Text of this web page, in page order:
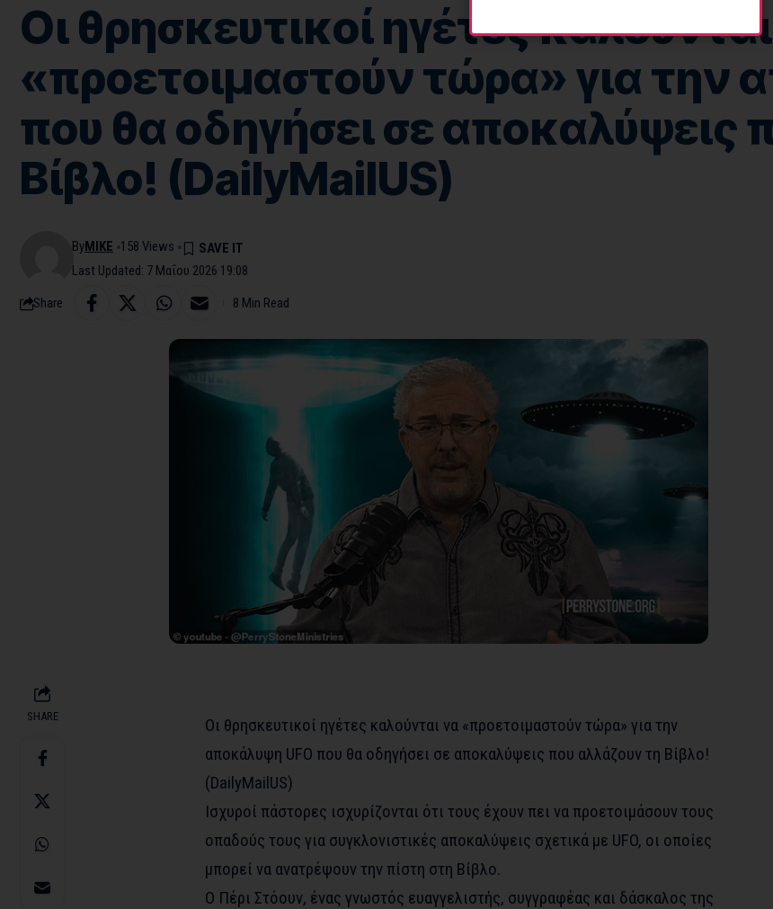
Οι θρησκευτικοί ηγέτες
«προετοιμαστούν τώρα» για την
που θα οδηγήσει σε αποκαλύψεις
Βίβλο! (DailyMailUS)
Last Updated: 7 Μαΐου 2026 19:08
ByMIKE 158 Views
Share 8 Min Read
SHARE
Οι θρησκευτικοί ηγέτες καλούνται να «προετοιμαστούν τώρα» για την
αποκάλυψη UFO που θα οδηγήσει σε αποκαλύψεις που αλλάζουν τη Βίβλο!
(DailyMailUS)
Ισχυροί πάστορες ισχυρίζονται ότι τους έχουν πει να προετοιμάσουν τους
οπαδούς τους για συγκλονιστικές αποκαλύψεις σχετικά με UFO, οι οποίες
μπορεί να ανατρέψουν την πίστη στη Βίβλο.
Ο Πέρι Στόουν, ένας γνωστός ευαγγελιστής, συγγραφέας και δάσκαλος της